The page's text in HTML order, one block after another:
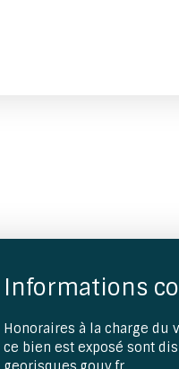
Informations
Honoraires à la charge du
ce bien est exposé sont